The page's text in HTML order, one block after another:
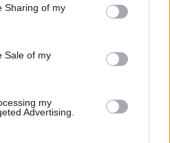
behaviour. You may click to
and its third-party tags to
purposes in below Google
Sharing of my
Sale of my
my
Advertising.